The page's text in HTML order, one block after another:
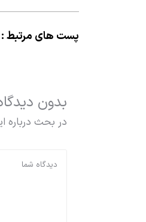
پست های مرتبط :
بدون
در بحث درباره